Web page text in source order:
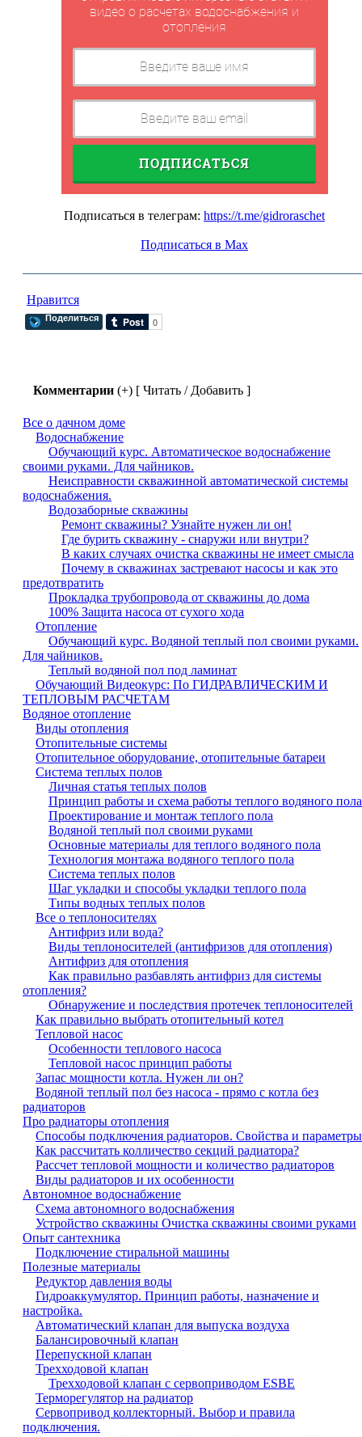
видео о расчетах водоснабжения и
отопления
ПОДПИСАТЬСЯ
Подписаться в телеграм: https://t.me/gidroraschet
Подписаться в Max
Нравится
Поделиться
Комментарии (+) [ Читать / Добавить ]
Все о дачном доме
Водоснабжение
Обучающий курс. Автоматическое водоснабжение
своими руками. Для чайников.
Неисправности скважинной автоматической системы
водоснабжения.
Водозаборные скважины
Ремонт скважины? Узнайте нужен ли он!
Где бурить скважину - снаружи или внутри?
В каких случаях очистка скважины не имеет смысла
Почему в скважинах застревают насосы и как это
предотвратить
Прокладка трубопровода от скважины до дома
100% Защита насоса от сухого хода
Отопление
Обучающий курс. Водяной теплый пол своими руками.
Для чайников.
Теплый водяной пол под ламинат
Обучающий Видеокурс: По ГИДРАВЛИЧЕСКИМ И
ТЕПЛОВЫМ РАСЧЕТАМ
Водяное отопление
Виды отопления
Отопительные системы
Отопительное оборудование, отопительные батареи
Система теплых полов
Личная статья теплых полов
Принцип работы и схема работы теплого водяного пола
Проектирование и монтаж теплого пола
Водяной теплый пол своими руками
Основные материалы для теплого водяного пола
Технология монтажа водяного теплого пола
Система теплых полов
Шаг укладки и способы укладки теплого пола
Типы водных теплых полов
Все о теплоносителях
Антифриз или вода?
Виды теплоносителей (антифризов для отопления)
Антифриз для отопления
Как правильно разбавлять антифриз для системы
отопления?
Обнаружение и последствия протечек теплоносителей
Как правильно выбрать отопительный котел
Тепловой насос
Особенности теплового насоса
Тепловой насос принцип работы
Запас мощности котла. Нужен ли он?
Водяной теплый пол без насоса - прямо с котла без
радиаторов
Про радиаторы отопления
Способы подключения радиаторов. Свойства и
Как рассчитать колличество секций радиатора?
Рассчет тепловой мощности и количество радиаторов
Виды радиаторов и их особенности
Автономное водоснабжение
Схема автономного водоснабжения
Устройство скважины Очистка скважины своими руками
Опыт сантехника
Подключение стиральной машины
Полезные материалы
Редуктор давления воды
Гидроаккумулятор. Принцип работы, назначение и
настройка.
Автоматический клапан для выпуска воздуха
Балансировочный клапан
Перепускной клапан
Трехходовой клапан
Трехходовой клапан с сервоприводом ESBE
Терморегулятор на радиатор
Сервопривод коллекторный. Выбор и правила
подключения.